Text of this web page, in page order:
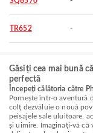
TR652 -
Găsiți cea mai bună
perfectă
Începeți călătoria către
Pornește într-o aventură
colț dezvăluie o nouă
peisajele sale uluitoare,
și uimire. Imaginați-vă că